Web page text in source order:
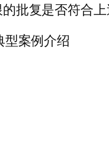
批复是否符合
案例介绍